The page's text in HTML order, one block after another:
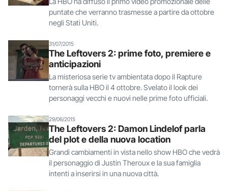
puntate che verranno trasmesse a partire da ottobre
negli Stati Uniti.
31/07/2015
The Leftovers 2: prime foto, premiere e
anticipazioni
La misteriosa serie tv ambientata dopo il Rapture
tornerà sulla HBO il 4 ottobre. Svelato il look dei
personaggi vecchi e nuovi nelle prime foto ufficiali.
29/06/2015
The Leftovers 2: Damon Lindelof parla
del plot e della nuova location
Grandi cambiamenti in vista nello show HBO che vedrà
il personaggio di Justin Theroux e la sua famiglia
intenti a inserirsi in una nuova città.